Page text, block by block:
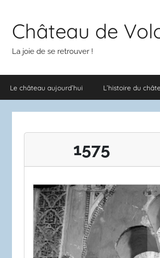
contenuChâteau de
La joie de se retrouver !
Le château aujourd’hui L’histoire du
1575